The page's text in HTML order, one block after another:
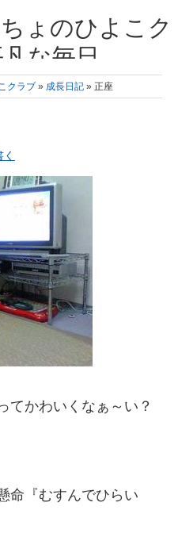
ょのひよこク
な毎日
何十年後かに、大きくなったひよ
見て。& 3児ママの平凡日記 日々
クラブ » 成長日記 » 正座
てかわいくなぁ～い？
命『むすんでひらい